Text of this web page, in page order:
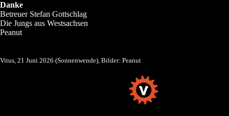
Danke
Betreuer Stefan Gottschlag
Die Jungs aus Westsachsen
Peanut
Vitus, 21 Juni 2026 (Sonnenwende), Bilder: Peanut